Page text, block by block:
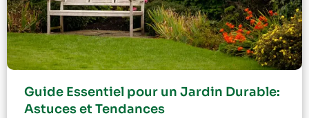
Guide Essentiel pour un Jardin Durable:
Astuces et Tendances